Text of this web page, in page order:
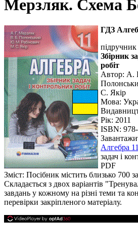
Мерзляк. Схема
ГДЗ
підручник
Збірник
робіт
Автор: А.
С. Якір
Мова:
Рік: 2011
ISBN:
Алгебра
задач і
PDF
Зміст: Посібник містить близько 700
Складається з двох варіантів
завдань у кожному на різні теми та
перевірки закріпленого матеріалу.